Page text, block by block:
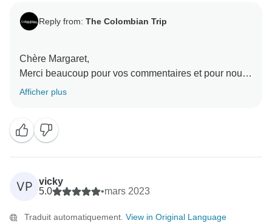
Reply from: The Colombian Trip
Chère Margaret,
Merci beaucoup pour vos commentaires et pour nous
avoir choisis pour votre voyage en Colombie. Ce fut
Afficher plus
VP
vicky
5.0
•mars 2023
Traduit automatiquement. View in Original Language